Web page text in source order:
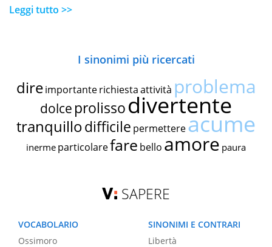
Leggi tutto >>
I sinonimi più ricercati
dire importante richiestaattività problema
dolce prolissodivertente
tranquillodifficile permettereacume
inerme particolarefare bello amore paura
SAPERE
VOCABOLARIO
Ossimoro
SINONIMI E CONTRARI
Libertà